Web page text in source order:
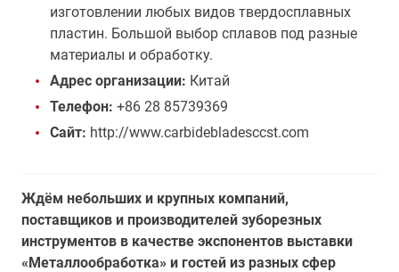
изготовлении любых видов твердосплавных
пластин. Большой выбор сплавов под разные
материалы и обработку.
Адрес организации: Китай
Телефон: +86 28 85739369
Сайт: http://www.carbidebladesccst.com
Ждём небольших и крупных компаний,
поставщиков и производителей зуборезных
инструментов в качестве экспонентов выставки
«Металлообработка» и гостей из разных сфер